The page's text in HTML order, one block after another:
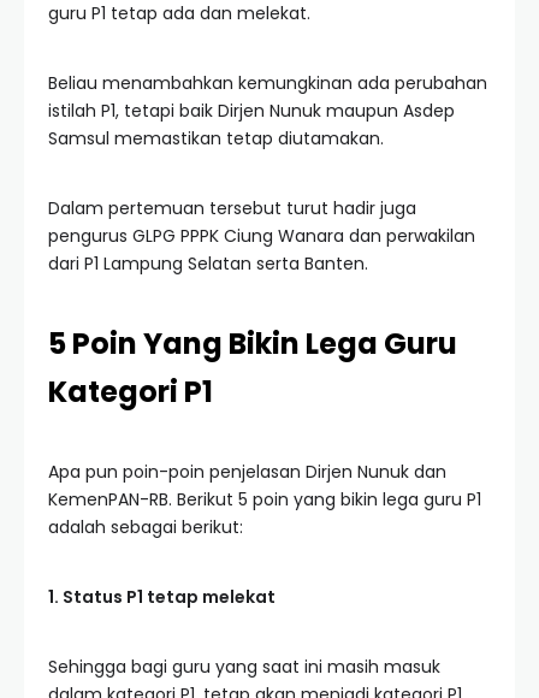
guru P1 tetap ada dan melekat.
Beliau menambahkan kemungkinan ada perubahan
istilah P1, tetapi baik Dirjen Nunuk maupun Asdep
Samsul memastikan tetap diutamakan.
Dalam pertemuan tersebut turut hadir juga
pengurus GLPG PPPK Ciung Wanara dan perwakilan
dari P1 Lampung Selatan serta Banten.
5 Poin Yang Bikin Lega Guru
Kategori P1
Apa pun poin-poin penjelasan Dirjen Nunuk dan
KemenPAN-RB. Berikut 5 poin yang bikin lega guru P1
adalah sebagai berikut:
1. Status P1 tetap melekat
Sehingga bagi guru yang saat ini masih masuk